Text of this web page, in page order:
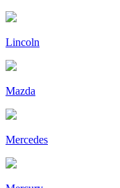
Lincoln
Mazda
Mercedes